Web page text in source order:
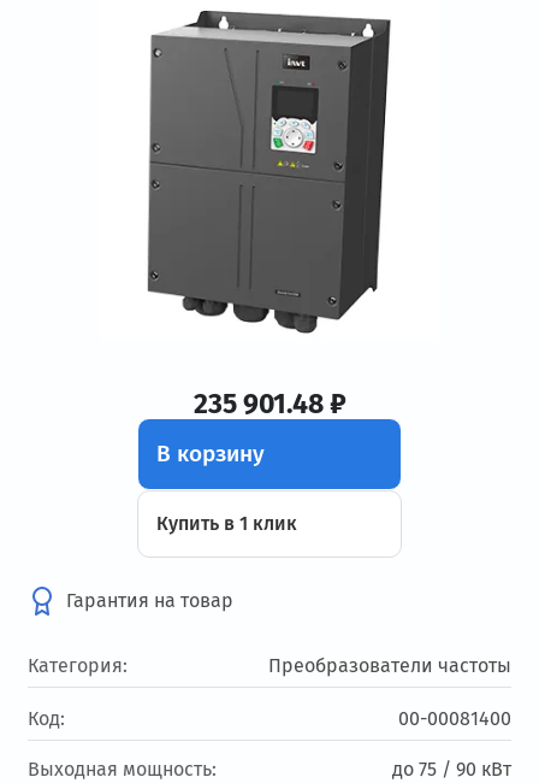
235 901.48 ₽
В корзину
Купить в 1 клик
Гарантия на товар
Категория: Преобразователи частоты
Код: 00-00081400
Выходная мощность: до 75 / 90 кВт